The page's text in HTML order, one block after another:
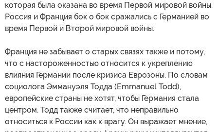
которая была оказана во время Первой мировой войны.
Россия и Франция бок о бок сражались с Германией во
время Первой и Второй мировой войны.
Франция не забывает о старых связях также и потому,
что с настороженностью относится к укреплению
влияния Германии после кризиса Еврозоны. По словам
социолога Эммануэля Тодда (Emmanuel Todd),
европейские страны не хотят, чтобы Германия стала
центром. Тодд также считает, что неправильно
относиться к России как к врагу. Он выражает мнение,